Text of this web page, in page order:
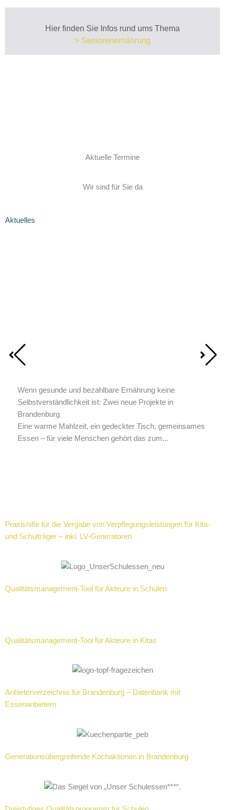
Hier finden Sie Infos rund ums Thema
> Seniorenernährung
Aktuelle Termine
Wir sind für Sie da
Aktuelles
Wenn gesunde und bezahlbare Ernährung keine
Selbstverständlichkeit ist: Zwei neue Projekte in
Brandenburg
Eine warme Mahlzeit, ein gedeckter Tisch, gemeinsames
Essen – für viele Menschen gehört das zum...
Praxishilfe für die Vergabe von Verpflegungsleistungen für Kita-
und Schulträger – inkl. LV-Generatoren
Qualitätsmanagement-Tool für Akteure in Schulen
Qualitätsmanagement-Tool für Akteure in Kitas
Anbieterverzeichnis für Brandenburg – Datenbank mit
Essenanbietern
Generationsübergreifende Kochaktionen in Brandenburg